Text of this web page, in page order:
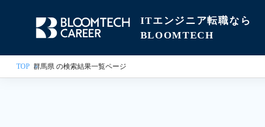
ITエンジニア転職なら
BLOOMTECH
TOP 群馬県 の検索結果一覧ページ